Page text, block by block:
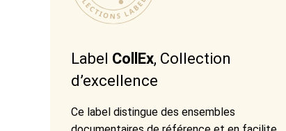
Label CollEx, Collection
d’excellence
Ce label distingue des ensembles